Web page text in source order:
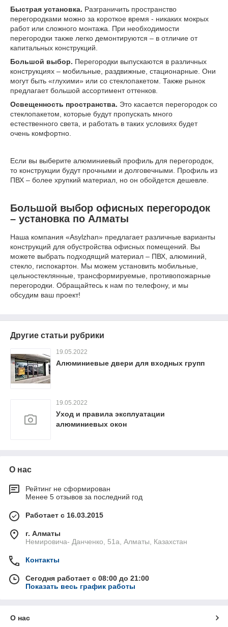
Быстрая установка. Разграничить пространство
перегородками можно за короткое время - никаких мокрых
работ или сложного монтажа. При необходимости
перегородки также легко демонтируются – в отличие от
капитальных конструкций.
Большой выбор. Перегородки выпускаются в различных
конструкциях – мобильные, раздвижные, стационарные. Они
могут быть «глухими» или со стеклопакетом. Также рынок
предлагает большой ассортимент оттенков.
Освещенность пространства. Это касается перегородок со
стеклопакетом, которые будут пропускать много
естественного света, и работать в таких условиях будет
очень комфортно.
Если вы выберите алюминиевый профиль для перегородок,
то конструкции будут прочными и долговечными. Профиль из
ПВХ – более хрупкий материал, но он обойдется дешевле.
Большой выбор офисных перегородок
– установка по Алматы
Наша компания «Asylzhan» предлагает различные варианты
конструкций для обустройства офисных помещений. Вы
можете выбрать подходящий материал – ПВХ, алюминий,
стекло, гиспокартон. Мы можем установить мобильные,
цельностеклянные, трансформируемые, противопожарные
перегородки. Обращайтесь к нам по телефону, и мы
обсудим ваш проект!
Другие статьи рубрики
19.05.2022
Алюминиевые двери для входных групп
19.05.2022
Уход и правила эксплуатации
алюминиевых окон
О нас
Рейтинг не сформирован
Менее 5 отзывов за последний год
Работает с 16.03.2015
г. Алматы
Немировича- Данченко, 51а, Алматы, Казахстан
Контакты
Сегодня работает с 08:00 до 21:00
Показать весь график работы
О нас